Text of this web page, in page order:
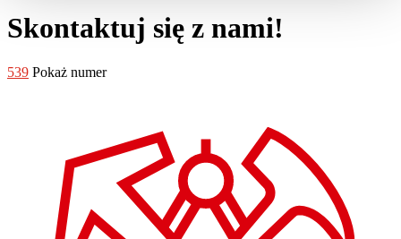
Skontaktuj się z nami!
539 Pokaż numer